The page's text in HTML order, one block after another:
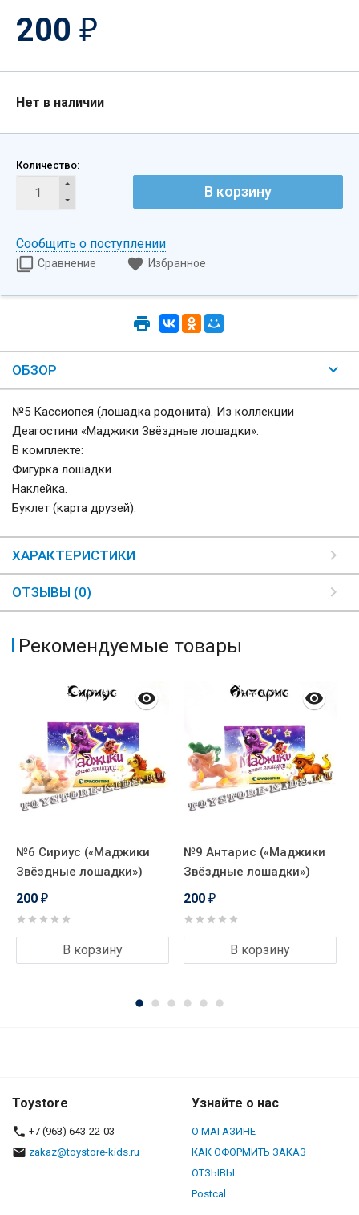
200 ₽
Нет в наличии
Количество:
В корзину
Сообщить о поступлении
Сравнение Избранное
ОБЗОР
№5 Кассиопея (лошадка родонита). Из коллекции
Деагостини «Маджики Звёздные лошадки».
В комплекте:
Фигурка лошадки.
Наклейка.
Буклет (карта друзей).
ХАРАКТЕРИСТИКИ
ОТЗЫВЫ (0)
Рекомендуемые товары
№6 Сириус («Маджики
Звёздные лошадки»)
200 ₽
В корзину
№9 Антарис («Маджики
Звёздные лошадки»)
200 ₽
В корзину
Toystore
+7 (963) 643-22-03
zakaz@toystore-kids.ru
Узнайте о нас
О МАГАЗИНЕ
КАК ОФОРМИТЬ ЗАКАЗ
ОТЗЫВЫ
Postcal